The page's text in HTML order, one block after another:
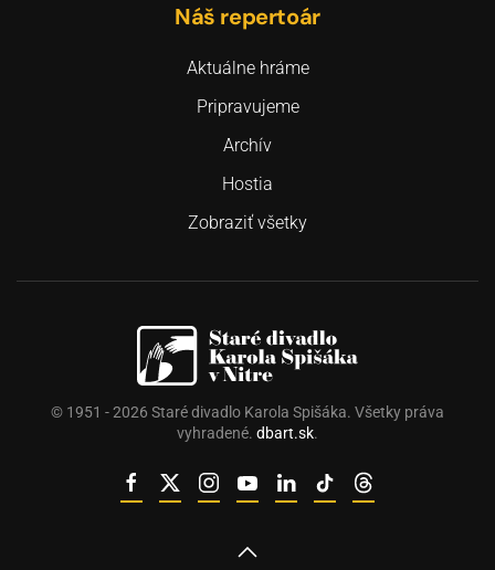
Náš repertoár
Aktuálne hráme
Pripravujeme
Archív
Hostia
Zobraziť všetky
© 1951 -2026 Staré divadlo Karola Spišáka. Všetky práva
vyhradené. dbart.sk.